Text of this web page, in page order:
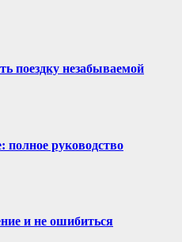
поездку незабываемой
полное руководство
и не ошибиться